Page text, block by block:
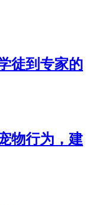
徒到专家的
物行为，建